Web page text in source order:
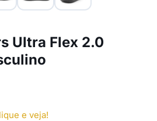
Ultra Flex 2.0
e veja!